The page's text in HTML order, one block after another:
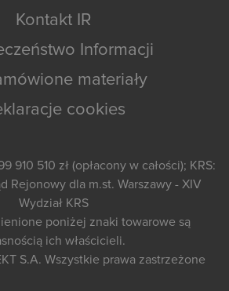
Kontakt IR
Informacji
materiały
cookies
910 510 zł (opłacony w całości); KRS:
Rejonowy dla m.st. Warszawy - XIV
Wydział KRS
poniżej znaki towarowe są
ich właścicieli.
S.A. Wszystkie prawa zastrzeżone